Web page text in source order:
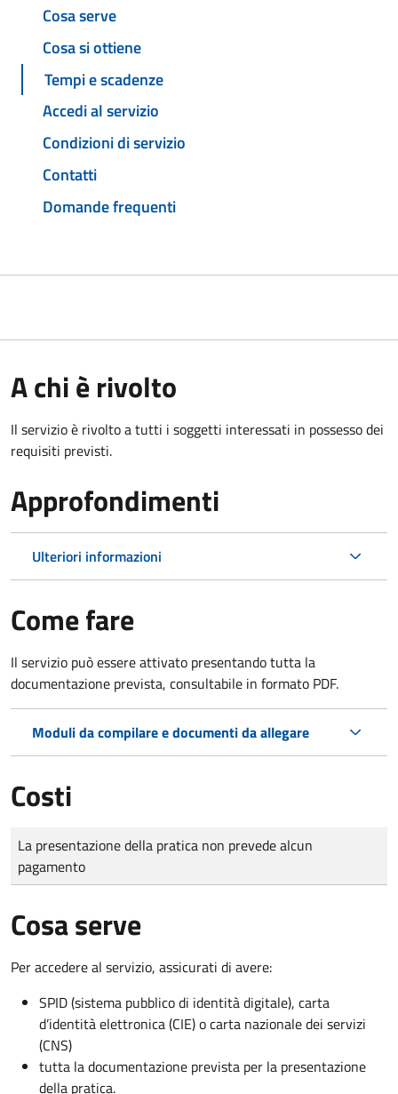
Cosa serve
Cosa si ottiene
Tempi e scadenze
Accedi al servizio
Condizioni di servizio
Contatti
Domande frequenti
A chi è rivolto
Il servizio è rivolto a tutti i soggetti interessati in possesso dei
requisiti previsti.
Approfondimenti
Ulteriori informazioni
Come fare
Il servizio può essere attivato presentando tutta la
documentazione prevista, consultabile in formato PDF.
Moduli da compilare e documenti da allegare
Costi
Tipo di pagamento
Importo
La presentazione della pratica non prevede alcun
pagamento
Cosa serve
Per accedere al servizio, assicurati di avere:
SPID (sistema pubblico di identità digitale), carta
d’identità elettronica (CIE) o carta nazionale dei servizi
(CNS)
tutta la documentazione prevista per la presentazione
della pratica.